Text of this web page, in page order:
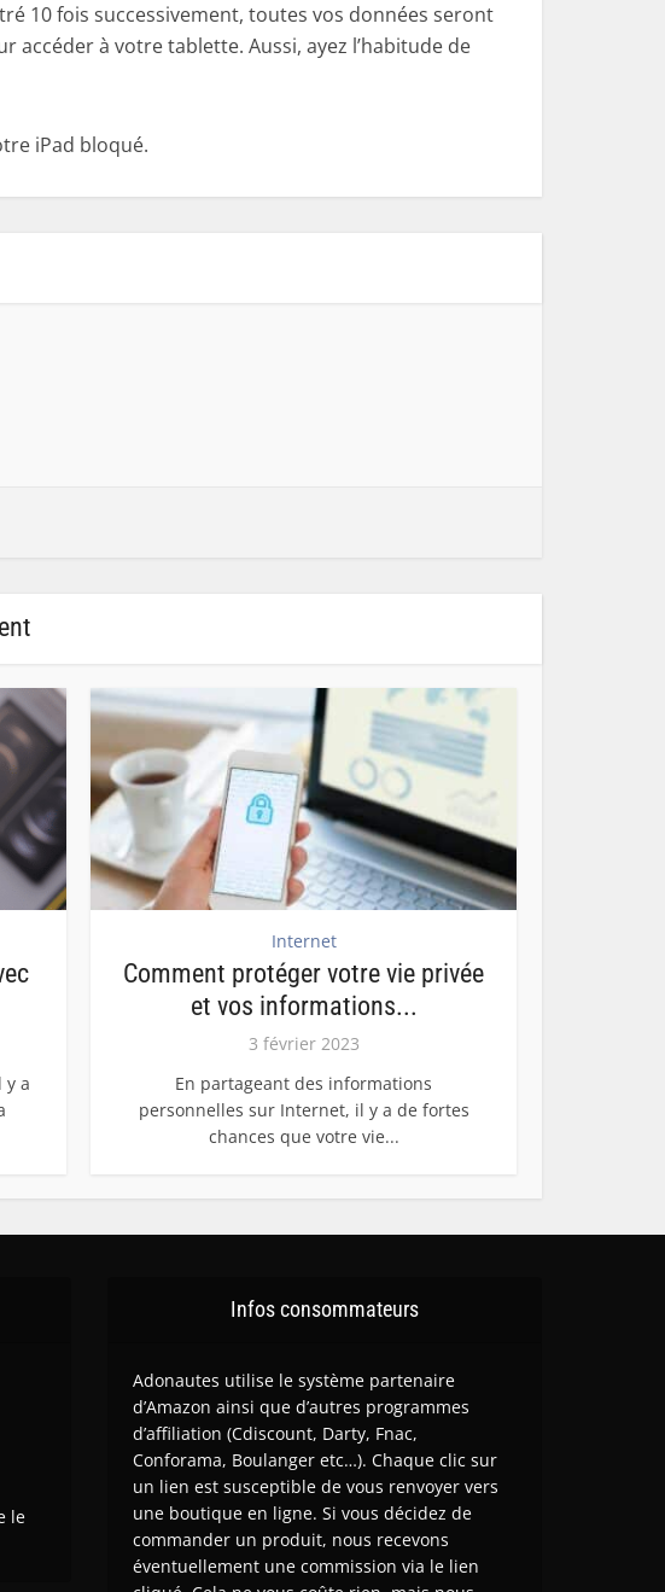
10 fois successivement, toutes vos données seront
accéder à votre tablette. Aussi, ayez l’habitude de
iPad bloqué.
y a
Internet
Comment protéger votre vie privée
et vos informations...
3 février 2023
En partageant des informations
personnelles sur Internet, il y a de fortes
chances que votre vie...
le
Infos consommateurs
Adonautes utilise le système partenaire
d’Amazon ainsi que d’autres programmes
d’affiliation (Cdiscount, Darty, Fnac,
Conforama, Boulanger etc…). Chaque clic sur
un lien est susceptible de vous renvoyer vers
une boutique en ligne. Si vous décidez de
commander un produit, nous recevons
éventuellement une commission via le lien